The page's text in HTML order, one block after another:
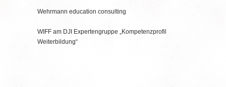
Wehrmann education consulting
WIFF am DJI Expertengruppe „Kompetenzprofil
Weiterbildung“